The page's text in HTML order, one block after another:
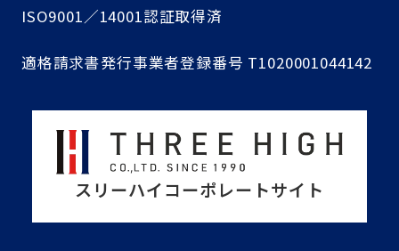
ISO9001／14001認証取得済
適格請求書発行事業者登録番号 T1020001044142
スリーハイコーポレートサイト